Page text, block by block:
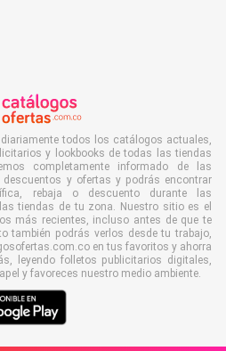
todos los catálogos actuales,
y lookbooks de todas las tiendas
completamente informado de las
y ofertas y podrás encontrar
rebaja o descuento durante las
tiendas de tu zona. Nuestro sitio es el
más recientes, incluso antes de que te
también podrás verlos desde tu trabajo,
en tus favoritos y ahorra
leyendo folletos publicitarios digitales,
y favoreces nuestro medio ambiente.